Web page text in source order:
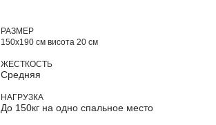
РАЗМЕР
150х190 см висота 20 см
ЖЕСТКОСТЬ
Средняя
НАГРУЗКА
До 150кг на одно спальное место